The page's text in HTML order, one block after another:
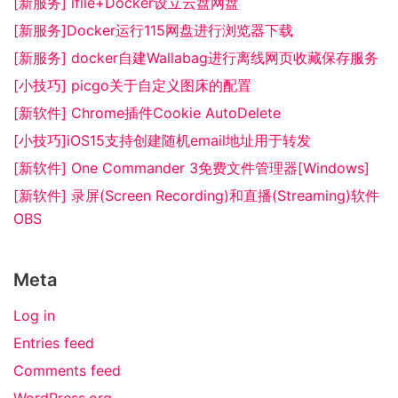
[新服务]Docker运行115网盘进行浏览器下载
[新服务] docker自建Wallabag进行离线网页收藏保存服务
[小技巧] picgo关于自定义图床的配置
[新软件] Chrome插件Cookie AutoDelete
[小技巧]iOS15支持创建随机email地址用于转发
[新软件] One Commander 3免费文件管理器[Windows]
[新软件] 录屏(Screen Recording)和直播(Streaming)软件
OBS
Meta
Log in
Entries feed
Comments feed